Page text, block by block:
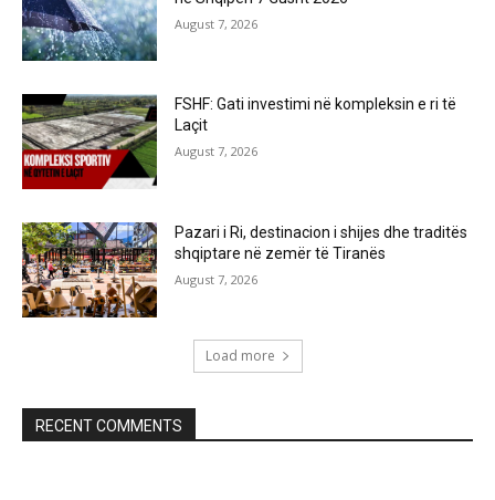
August 7, 2026
FSHF: Gati investimi në kompleksin e ri të
Laçit
August 7, 2026
Pazari i Ri, destinacion i shijes dhe traditës
shqiptare në zemër të Tiranës
August 7, 2026
Load more
RECENT COMMENTS